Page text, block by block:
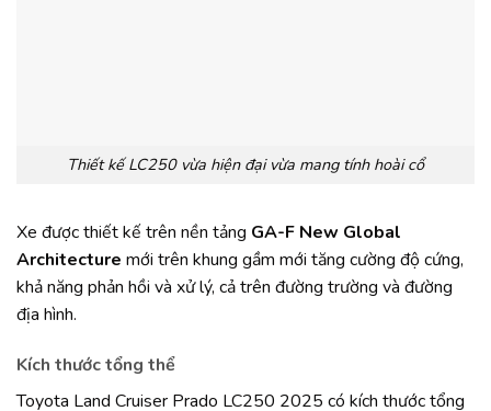
Thiết kế LC250 vừa hiện đại vừa mang tính hoài cổ
Xe được thiết kế trên nền tảng GA-F New Global
Architecture mới trên khung gầm mới tăng cường độ cứng,
khả năng phản hồi và xử lý, cả trên đường trường và đường
địa hình.
Kích thước tổng thể
Toyota Land Cruiser Prado LC250 2025 có kích thước tổng